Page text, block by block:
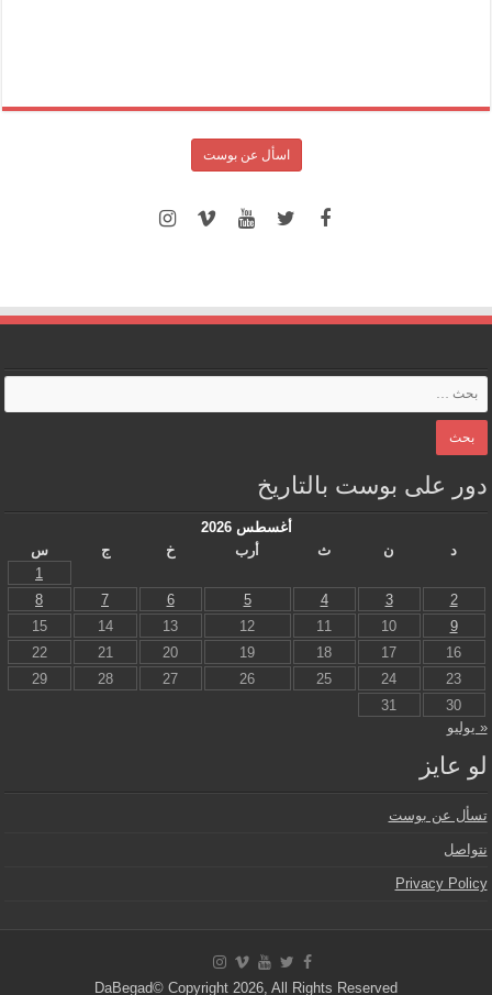
اسأل عن بوست
دور على بوست بالتاريخ
أغسطس 2026
د
ن ث أرب خ ج
س
1
2
3
4
5
6
7
8
9
10
11
12
13
14
15
16
17
18
19
20
21
22
23
24
25
26
27
28
29
30
31
« يوليو
لو عايز
تسأل عن بوست
نتواصل
Privacy Policy
DaBegad© Copyright 2026, All Rights Reserved